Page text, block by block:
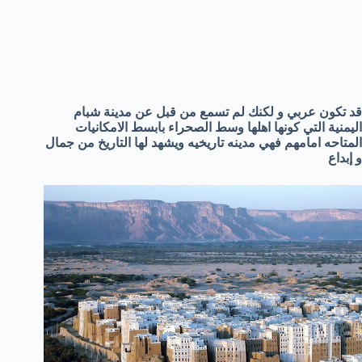
قد تكون عربي و لكنك لم تسمع من قبل عن مدينة شبام
اليمنية التي كونها اهلها وسط الصحراء بابسط الامكانيات
المتاحه امامهم فهي مدينه تاريخيه ويشهد لها التاريخ من جمال
و إبداع